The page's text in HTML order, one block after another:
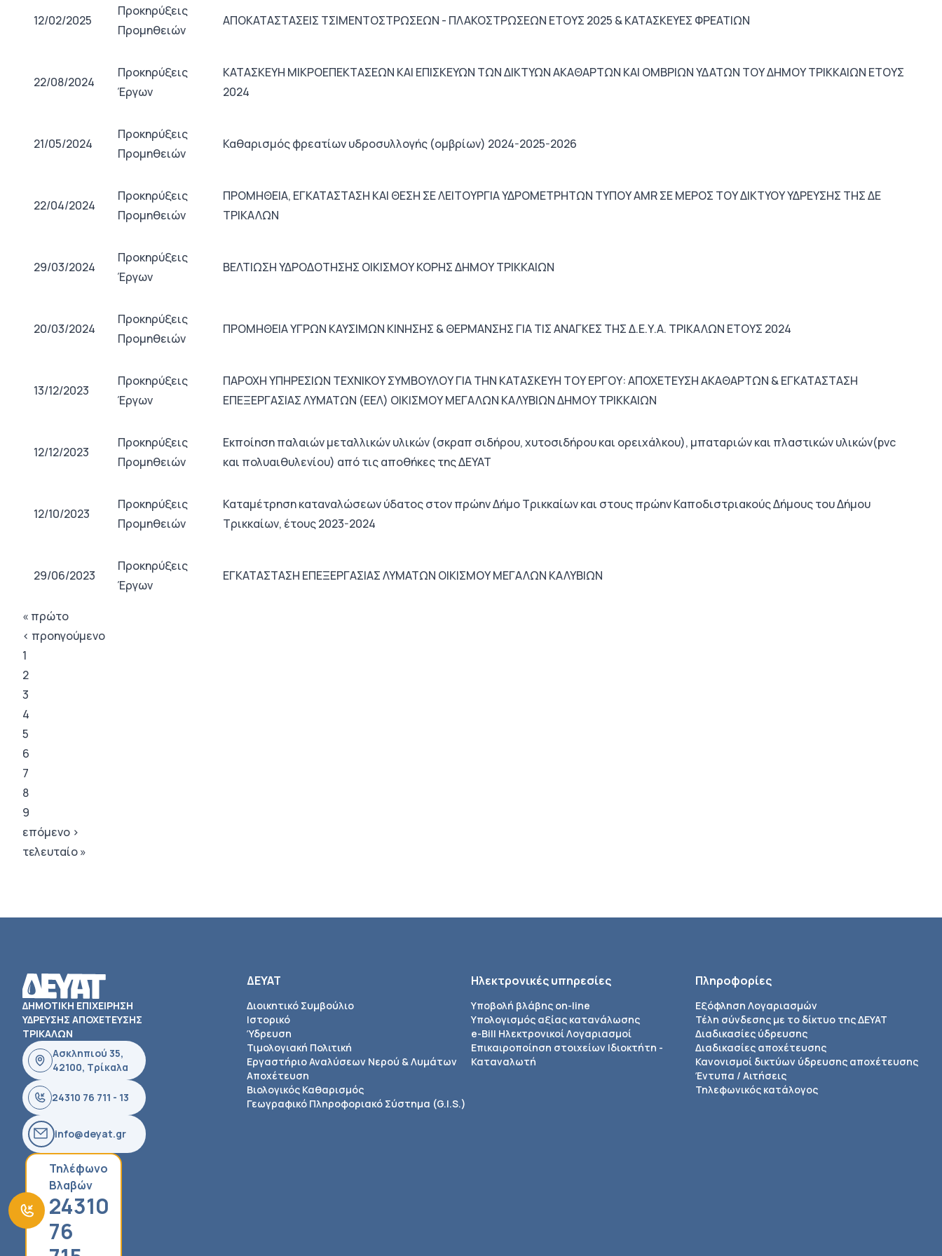
12/02/2025
Προκηρύξεις
Προμηθειών
ΑΠΟΚΑΤΑΣΤΑΣΕΙΣ ΤΣΙΜΕΝΤΟΣΤΡΩΣΕΩΝ - ΠΛΑΚΟΣΤΡΩΣΕΩΝ ΕΤΟΥΣ 2025 & ΚΑΤΑΣΚΕΥΕΣ ΦΡΕΑΤΙΩΝ
22/08/2024
Προκηρύξεις
Έργων
ΚΑΤΑΣΚΕΥΗ ΜΙΚΡΟΕΠΕΚΤΑΣΕΩΝ ΚΑΙ ΕΠΙΣΚΕΥΩΝ ΤΩΝ ΔΙΚΤΥΩΝ ΑΚΑΘΑΡΤΩΝ ΚΑΙ ΟΜΒΡΙΩΝ ΥΔΑΤΩΝ ΤΟΥ ΔΗΜΟΥ ΤΡΙΚΚΑΙΩΝ ΕΤΟΥΣ
2024
21/05/2024
Προκηρύξεις
Προμηθειών
Καθαρισμός φρεατίων υδροσυλλογής (ομβρίων) 2024-2025-2026
22/04/2024
Προκηρύξεις
Προμηθειών
ΠΡΟΜΗΘΕΙΑ, ΕΓΚΑΤΑΣΤΑΣΗ ΚΑΙ ΘΕΣΗ ΣΕ ΛΕΙΤΟΥΡΓΙΑ ΥΔΡΟΜΕΤΡΗΤΩΝ ΤΥΠΟΥ AMR ΣΕ ΜΕΡΟΣ ΤΟΥ ΔΙΚΤΥΟΥ ΥΔΡΕΥΣΗΣ ΤΗΣ ΔΕ
ΤΡΙΚΑΛΩΝ
29/03/2024
Προκηρύξεις
Έργων
ΒΕΛΤΙΩΣΗ ΥΔΡΟΔΟΤΗΣΗΣ ΟΙΚΙΣΜΟΥ ΚΟΡΗΣ ΔΗΜΟΥ ΤΡΙΚΚΑΙΩΝ
20/03/2024
Προκηρύξεις
Προμηθειών
ΠΡΟΜΗΘΕΙΑ ΥΓΡΩΝ ΚΑΥΣΙΜΩΝ ΚΙΝΗΣΗΣ & ΘΕΡΜΑΝΣΗΣ ΓΙΑ ΤΙΣ ΑΝΑΓΚΕΣ ΤΗΣ Δ.Ε.Υ.Α. ΤΡΙΚΑΛΩΝ ΕΤΟΥΣ 2024
13/12/2023
Προκηρύξεις
Έργων
ΠΑΡΟΧΗ ΥΠΗΡΕΣΙΩΝ ΤΕΧΝΙΚΟΥ ΣΥΜΒΟΥΛΟΥ ΓΙΑ ΤΗΝ ΚΑΤΑΣΚΕΥΗ ΤΟΥ ΕΡΓΟΥ: ΑΠΟΧΕΤΕΥΣΗ ΑΚΑΘΑΡΤΩΝ & ΕΓΚΑΤΑΣΤΑΣΗ
ΕΠΕΞΕΡΓΑΣΙΑΣ ΛΥΜΑΤΩΝ (ΕΕΛ) ΟΙΚΙΣΜΟΥ ΜΕΓΑΛΩΝ ΚΑΛΥΒΙΩΝ ΔΗΜΟΥ ΤΡΙΚΚΑΙΩΝ
12/12/2023
Προκηρύξεις
Προμηθειών
Εκποίηση παλαιών μεταλλικών υλικών (σκραπ σιδήρου, χυτοσιδήρου και ορειχάλκου), μπαταριών και πλαστικών υλικών(pvc
και πολυαιθυλενίου) από τις αποθήκες της ΔΕΥΑΤ
12/10/2023
Προκηρύξεις
Προμηθειών
Καταμέτρηση καταναλώσεων ύδατος στον πρώην Δήμο Τρικκαίων και στους πρώην Καποδιστριακούς Δήμους του Δήμου
Τρικκαίων, έτους 2023-2024
29/06/2023
Προκηρύξεις
Έργων
ΕΓΚΑΤΑΣΤΑΣΗ ΕΠΕΞΕΡΓΑΣΙΑΣ ΛΥΜΑΤΩΝ ΟΙΚΙΣΜΟΥ ΜΕΓΑΛΩΝ ΚΑΛΥΒΙΩΝ
« πρώτο
‹ προηγούμενο
1
2
3
4
5
6
7
8
9
επόμενο ›
τελευταίο »
ΔΗΜΟΤΙΚΗ ΕΠΙΧΕΙΡΗΣΗ
ΥΔΡΕΥΣΗΣ ΑΠΟΧΕΤΕΥΣΗΣ
ΤΡΙΚΑΛΩΝ
Ασκληπιού 35,
42100, Τρίκαλα
24310 76 711 - 13
info@deyat.gr
Τηλέφωνο
Βλαβών
24310
76
ΔΕΥΑΤ
Διοικητικό Συμβούλιο
Ιστορικό
Ύδρευση
Τιμολογιακή Πολιτική
Εργαστήριο Αναλύσεων Νερού & Λυμάτων
Αποχέτευση
Βιολογικός Καθαρισμός
Γεωγραφικό Πληροφοριακό Σύστημα (G.I.S.)
Ηλεκτρονικές υπηρεσίες
Υποβολή βλάβης on-line
Υπολογισμός αξίας κατανάλωσης
e-Bill Ηλεκτρονικοί Λογαριασμοί
Επικαιροποίηση στοιχείων Ιδιοκτήτη -
Καταναλωτή
Πληροφορίες
Εξόφληση Λογαριασμών
Τέλη σύνδεσης με το δίκτυο της ΔΕΥΑΤ
Διαδικασίες ύδρευσης
Διαδικασίες αποχέτευσης
Κανονισμοί δικτύων ύδρευσης αποχέτευσης
Έντυπα / Αιτήσεις
Τηλεφωνικός κατάλογος